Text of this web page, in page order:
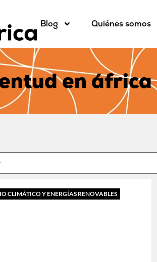
Blog Quiénes somos
en áfrica
CLIMÁTICO Y ENERGÍAS RENOVABLES